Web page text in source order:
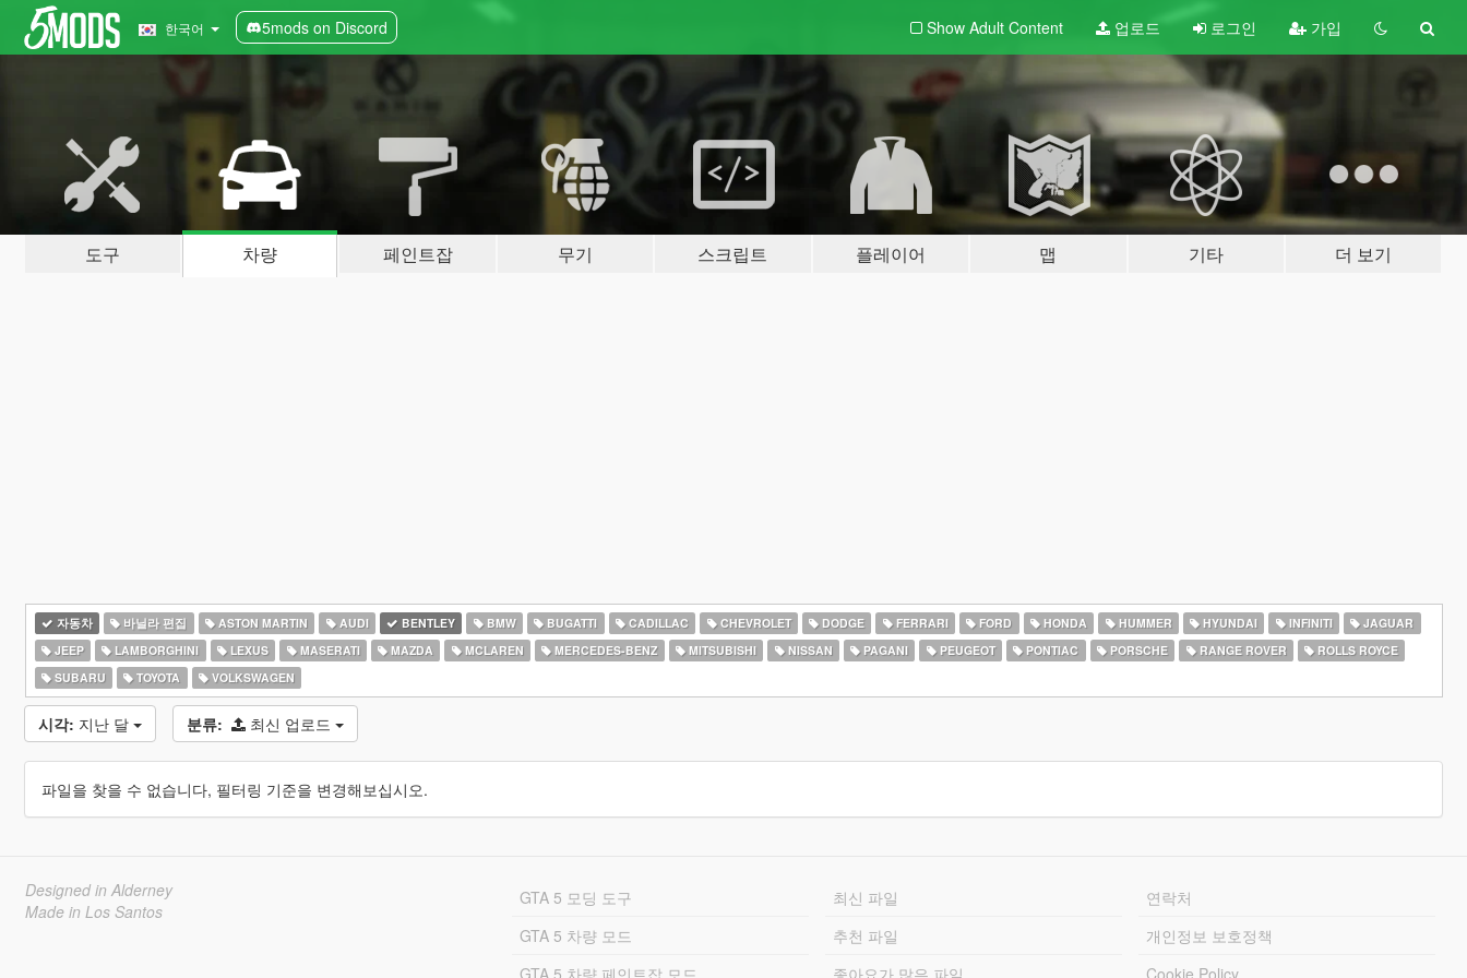
한국어 5mods on Discord Show Adult Content 업로드 로그인 가입
도구 차량 페인트잡 무기 스크립트 플레이어 맵 기타 더 보기
자동차 바닐라 편집 ASTON MARTIN AUDI BENTLEY BMW BUGATTI CADILLAC CHEVROLET DODGE FERRARI FORD HONDA HUMMER HYUNDAI INFINITI
JAGUAR
JEEP
LAMBORGHINI LEXUS MASERATI MAZDA MCLAREN MERCEDES-BENZ MITSUBISHI NISSAN PAGANI PEUGEOT PONTIAC PORSCHE RANGE ROVER
ROLLS ROYCE
SUBARU
TOYOTA VOLKSWAGEN
시각: 지난 달 분류: 최신 업로드
파일을 찾을 수 없습니다, 필터링 기준을 변경해보십시오.
Designed in Alderney
Made in Los Santos
GTA 5 모딩 도구
GTA 5 차량 모드
GTA 5 차량 페인트잡 모드
최신 파일
추천 파일
좋아요가 많은 파일
연락처
개인정보 보호정책
Cookie Policy